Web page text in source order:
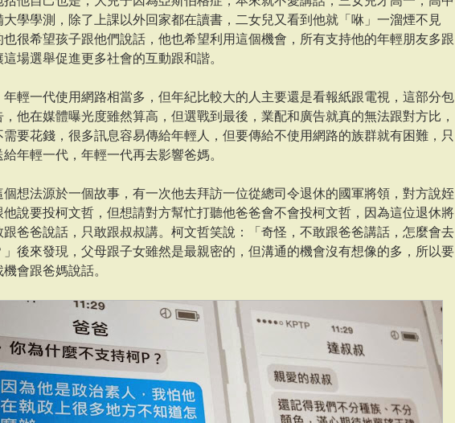
大學學測，除了上課以外回家都在讀書，二女兒又看到他就「咻」一溜煙不見
也很希望孩子跟他們說話，他也希望利用這個機會，所有支持他的年輕朋友多跟
場選舉促進更多社會的互動跟和諧。
年輕一代使用網路相當多，但年紀比較大的人主要還是看報紙跟電視，這部分包
他在媒體曝光度雖然算高，但選戰到最後，業配和廣告就真的無法跟對方比，
要花錢，很多訊息容易傳給年輕人，但要傳給不使用網路的族群就有困難，只
年輕一代，年輕一代再去影響爸媽。
個想法源於一個故事，有一次他去拜訪一位從總司令退休的國軍將領，對方說姪
他說要投柯文哲，但想請對方幫忙打聽他爸爸會不會投柯文哲，因為這位退休將
跟爸爸說話，只敢跟叔叔講。柯文哲笑說：「奇怪，不敢跟爸爸講話，怎麼會去
」後來發現，父母跟子女雖然是最親密的，但溝通的機會沒有想像的多，所以要
會跟爸媽說話。